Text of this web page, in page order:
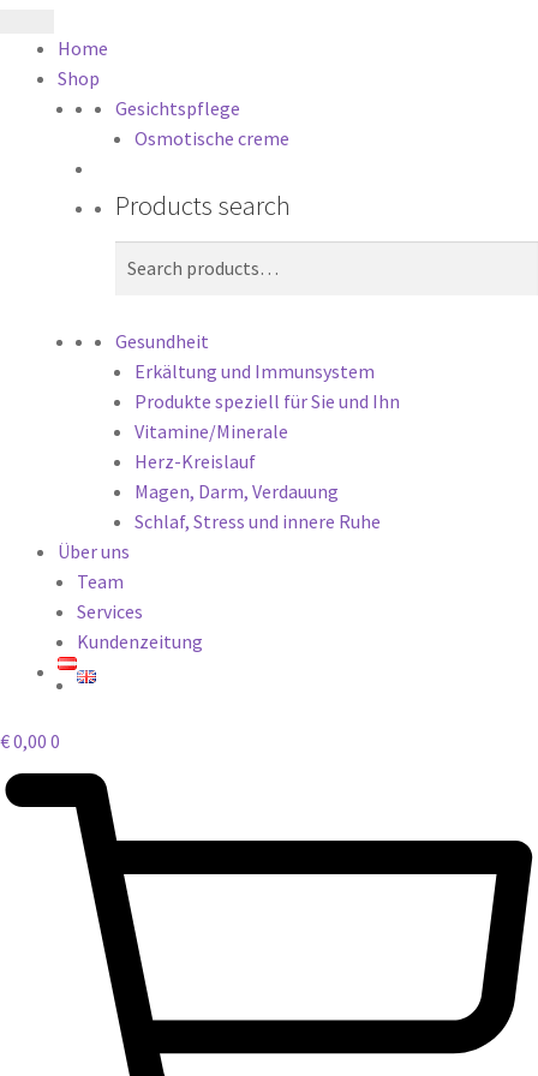
Home
Shop
Gesichtspflege
Osmotische creme
Products search
Gesundheit
Erkältung und Immunsystem
Produkte speziell für Sie und Ihn
Vitamine/Minerale
Herz-Kreislauf
Magen, Darm, Verdauung
Schlaf, Stress und innere Ruhe
Über uns
Team
Services
Kundenzeitung
€0,00 0